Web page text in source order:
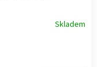
Skladem